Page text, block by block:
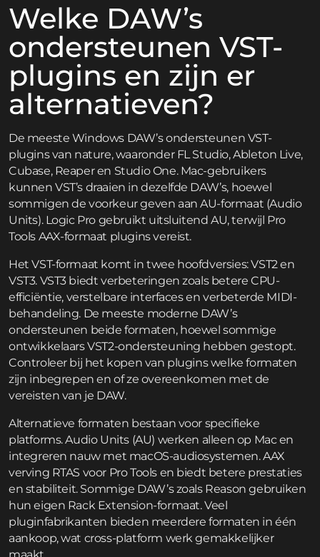
Welke DAW’s
ondersteunen VST-
plugins en zijn er
alternatieven?
De meeste Windows DAW’s ondersteunen VST-
plugins van nature, waaronder FL Studio, Ableton Live,
Cubase, Reaper en Studio One. Mac-gebruikers
kunnen VST’s draaien in dezelfde DAW’s, hoewel
sommigen de voorkeur geven aan AU-formaat (Audio
Units). Logic Pro gebruikt uitsluitend AU, terwijl Pro
Tools AAX-formaat plugins vereist.
Het VST-formaat komt in twee hoofdversies: VST2 en
VST3. VST3 biedt verbeteringen zoals betere CPU-
efficiëntie, verstelbare interfaces en verbeterde MIDI-
behandeling. De meeste moderne DAW’s
ondersteunen beide formaten, hoewel sommige
ontwikkelaars VST2-ondersteuning hebben gestopt.
Controleer bij het kopen van plugins welke formaten
zijn inbegrepen en of ze overeenkomen met de
vereisten van je DAW.
Alternatieve formaten bestaan voor specifieke
platforms. Audio Units (AU) werken alleen op Mac en
integreren nauw met macOS-audiosystemen. AAX
verving RTAS voor Pro Tools en biedt betere prestaties
en stabiliteit. Sommige DAW’s zoals Reason gebruiken
hun eigen Rack Extension-formaat. Veel
pluginfabrikanten bieden meerdere formaten in één
aankoop, wat cross-platform werk gemakkelijker